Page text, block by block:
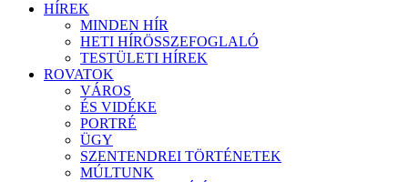
HÍREK
MINDEN HÍR
HETI HÍRÖSSZEFOGLALÓ
TESTÜLETI HÍREK
ROVATOK
VÁROS
ÉS VIDÉKE
PORTRÉ
ÜGY
SZENTENDREI TÖRTÉNETEK
MÚLTUNK